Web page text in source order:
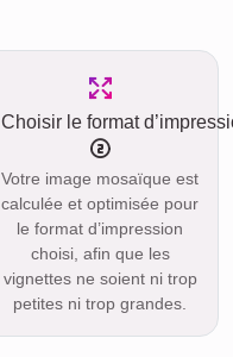
Choisir le format
Votre image mosaïque est
calculée et optimisée pour
le format d’impression
choisi, afin que les
vignettes ne soient ni trop
petites ni trop grandes.